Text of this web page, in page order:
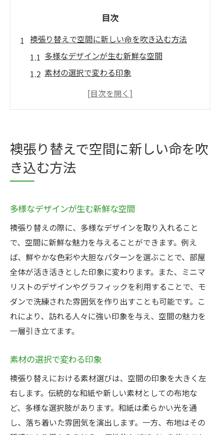
目次
襖張り替えで空間に新しい命を吹き込む方法
多様なデザインが生む新鮮な空間
素材の選択で変わる印象
襖張り替えで部屋全体をリフレッシュ
多様性が生む驚きのデザイン—襖張り替えの力
世界のデザインを取り入れた襖
季節に合ったデザインの選び方
個性を引き出す襖張り替えのコツ
テクスチャーで楽しむ多様性
デザイン性と機能性の両立
伝統を超えた襖張り替え新たな魅力の探求
和の美しさを活かした現代的デザイン
新素材で挑戦する襖張り替え
歴史と文化を感じるデザイン選び
職人技が光る襖張り替えの世界
伝統を守りつつ革新を求める
現代のライフスタイルに合う襖張り替えの可能
性
ライフスタイルに合わせた機能的デザイン
襖張り替えで空間に新しい命を吹
き込む方法
多様なデザインが生む新鮮な空間
襖張り替えの際に、多様なデザインを取り入れること
で、空間に新鮮な魅力を与えることができます。例え
ば、鮮やかな色彩や大胆なパターンを選ぶことで、部屋
全体が活き活きとした印象に変わります。また、ミニマ
リストのデザインやグラフィックを利用することで、モ
ダンで洗練された雰囲気を作り出すことも可能です。こ
れにより、訪れる人々に強い印象を与え、空間の魅力を
一層引き立てます。
素材の選択で変わる印象
襖張り替えにおける素材選びは、空間の印象を大きく左
右します。伝統的な和紙や新しい素材としての布地な
ど、多様な選択肢があります。和紙は柔らかい光を通
し、落ち着いた雰囲気を演出します。一方、布地はその